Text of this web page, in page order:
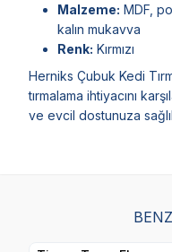
Malzeme: MDF,
kalın mukavva
Renk: Kırmızı
Herniks Çubuk Kedi
tırmalama ihtiyacını
ve evcil dostunuza